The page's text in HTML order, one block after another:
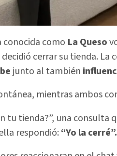
como La Queso
cerrar su tienda.
junto al también
mientras ambos
tu tienda?”, una consulta
respondió: “Yo la cerré”.